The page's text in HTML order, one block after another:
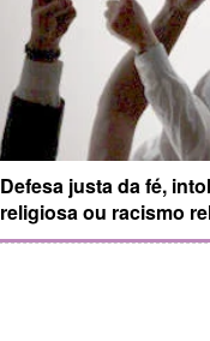
Defesa justa da fé,
religiosa ou racismo